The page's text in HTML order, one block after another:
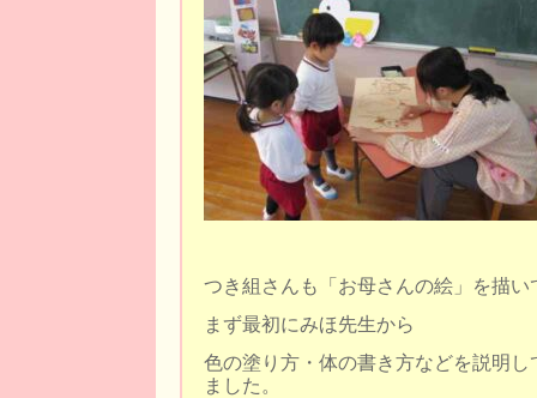
つき組さんも「お母さんの絵」を描い
まず最初にみほ先生から
色の塗り方・体の書き方などを説明
ました。